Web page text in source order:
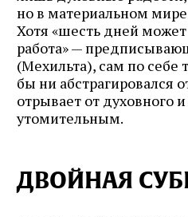
но в материальном мире
Хотя «шесть дней
работа» —
(Мехильта), сам по себе
бы ни абстрагировался
отрывает от духовного
утомительным.
ДВОЙНАЯ